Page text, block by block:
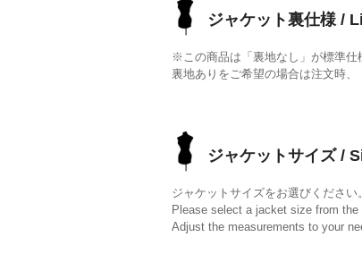
ジャケット裏仕様 /
※この商品は「裏地なし」が標準仕
裏地ありをご希望の場合は注文時、
ジャケットサイズ /
ジャケットサイズをお選びくださ
Please select a jacket size from
Adjust the measurements to your